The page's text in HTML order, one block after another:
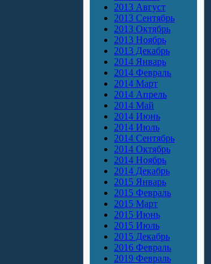
2013 Август
2013 Сентябрь
2013 Октябрь
2013 Ноябрь
2013 Декабрь
2014 Январь
2014 Февраль
2014 Март
2014 Апрель
2014 Май
2014 Июнь
2014 Июль
2014 Сентябрь
2014 Октябрь
2014 Ноябрь
2014 Декабрь
2015 Январь
2015 Февраль
2015 Март
2015 Июнь
2015 Июль
2015 Декабрь
2016 Февраль
2019 Февраль